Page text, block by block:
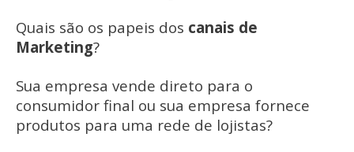
Quais são os papeis dos canais de
Marketing?
Sua empresa vende direto para o
consumidor final ou sua empresa fornece
produtos para uma rede de lojistas?